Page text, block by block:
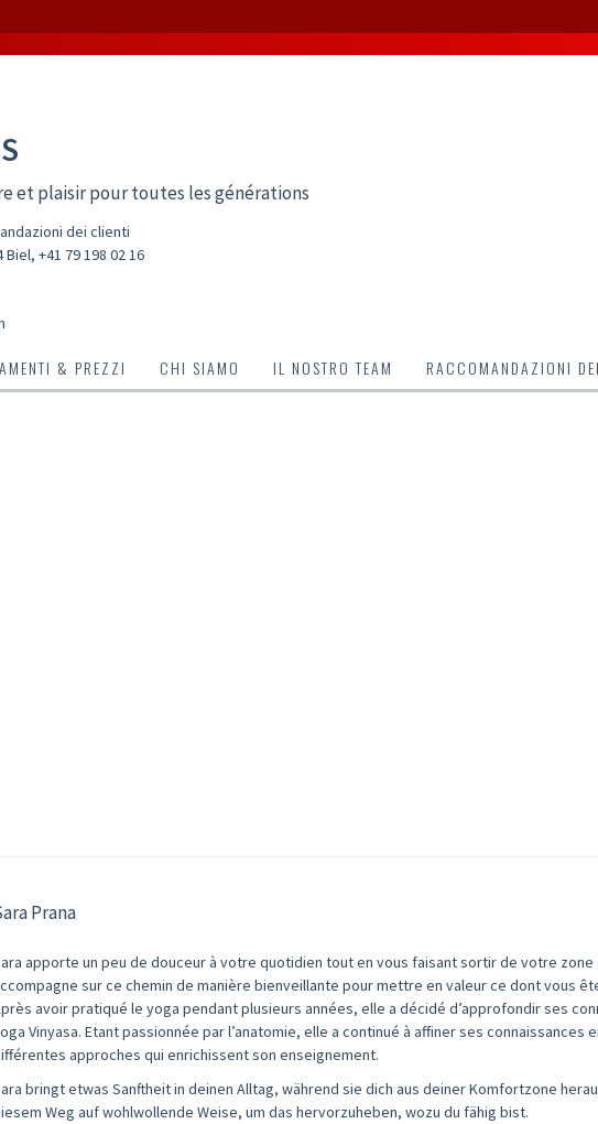
et plaisir pour toutes les générations
dei clienti
Biel, +41 79 198 02 16
& PREZZI CHI SIAMO IL NOSTRO TEAM RACCOMANDAZIONI
Prana
apporte un peu de douceur à votre quotidien tout en vous faisant sortir de votre zone
sur ce chemin de manière bienveillante pour mettre en valeur ce dont vous
avoir pratiqué le yoga pendant plusieurs années, elle a décidé d’approfondir ses
Vinyasa. Etant passionnée par l’anatomie, elle a continué à affiner ses connaissances
approches qui enrichissent son enseignement.
bringt etwas Sanftheit in deinen Alltag, während sie dich aus deiner Komfortzone
Weg auf wohlwollende Weise, um das hervorzuheben, wozu du fähig bist.